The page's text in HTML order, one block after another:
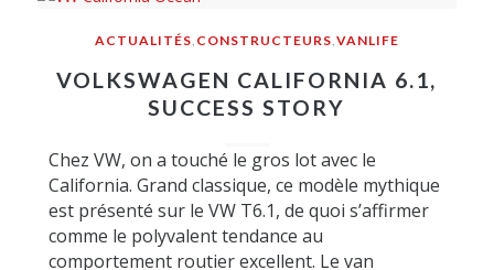
ACTUALITÉS CONSTRUCTEURS VANLIFE
VOLKSWAGEN CALIFORNIA 6.1,
SUCCESS STORY
Chez VW, on a touché le gros lot avec le
California. Grand classique, ce modèle mythique
est présenté sur le VW T6.1, de quoi s’affirmer
comme le polyvalent tendance au
comportement routier excellent. Le van